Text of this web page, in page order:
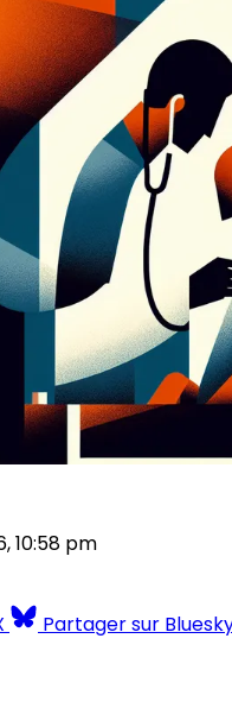
10:58 pm
Partager sur